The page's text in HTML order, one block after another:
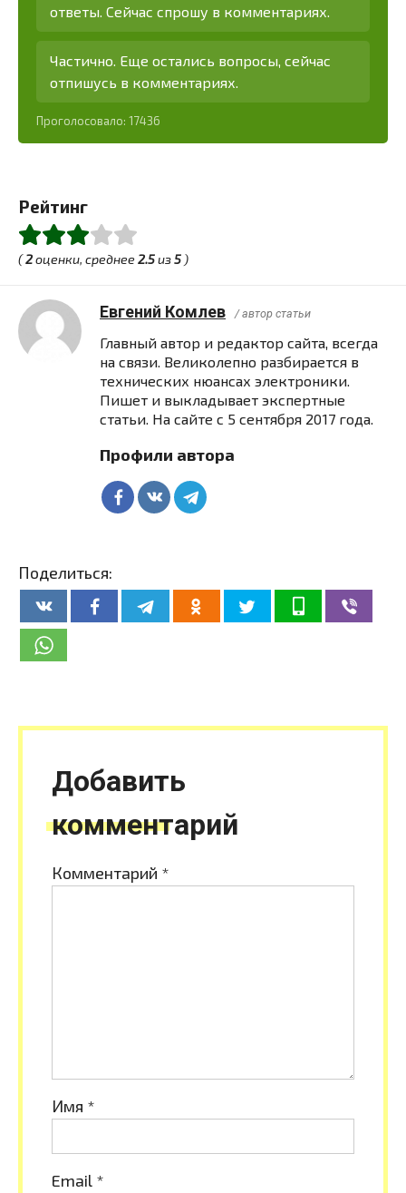
ответы. Сейчас спрошу в комментариях.
Частично. Еще остались вопросы, сейчас
отпишусь в комментариях.
Проголосовало: 17436
Рейтинг
(2оценки, среднее2.5из5 )
Евгений Комлев / автор статьи
Главный автор и редактор сайта, всегда
на связи. Великолепно разбирается в
технических нюансах электроники.
Пишет и выкладывает экспертные
статьи. На сайте с 5 сентября 2017 года.
Профили автора
Поделиться:
Добавить
комментарий
Комментарий *
Имя *
Email *